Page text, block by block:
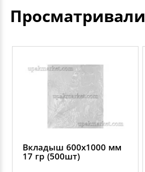
Просматривали
Вкладыш 600х1000 мм
17 гр (500шт)